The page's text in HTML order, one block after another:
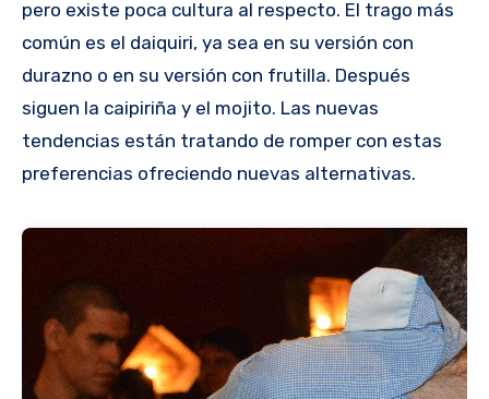
pero existe poca cultura al respecto. El trago más
común es el daiquiri, ya sea en su versión con
durazno o en su versión con frutilla. Después
siguen la caipiriña y el mojito. Las nuevas
tendencias están tratando de romper con estas
preferencias ofreciendo nuevas alternativas.